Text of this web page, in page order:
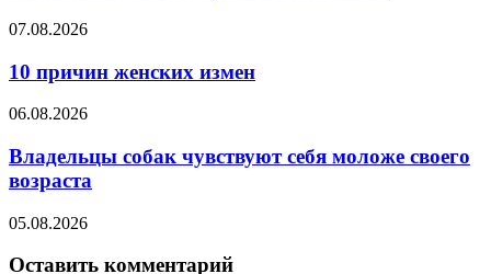
07.08.2026
10 причин женских измен
06.08.2026
Владельцы собак чувствуют себя моложе своего
возраста
05.08.2026
Оставить комментарий